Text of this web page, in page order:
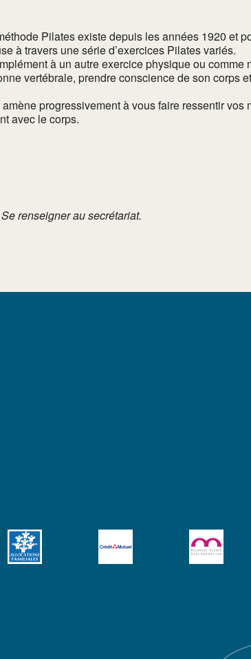
Pilates existe depuis les années 1920 et
à travers une série d’exercices Pilates variés.
à un autre exercice physique ou comme
vertébrale, prendre conscience de son corps
progressivement à vous faire ressentir
avec le corps.
renseigner au secrétariat.